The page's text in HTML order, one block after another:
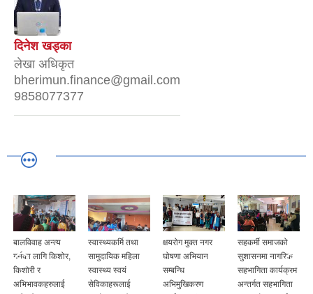
दिनेश खड्का
लेखा अधिकृत
bherimun.finance@gmail.com
9858077377
बालविवाह अन्त्य
गर्नका लागि किशोर,
किशोरी र
अभिभावकहरुलाई
स्वास्थ्यकर्मि तथा
सामुदायिक महिला
स्वास्थ्य स्वयं
सेविकाहरूलाई
क्षयरोग मुक्त नगर
घोषणा अभियान
सम्बन्धि
अभिमुखिकरण
सहकर्मी समाजको
सुशासनमा नागरिक
सहभागिता कार्यक्रम
अन्तर्गत सहभागिता